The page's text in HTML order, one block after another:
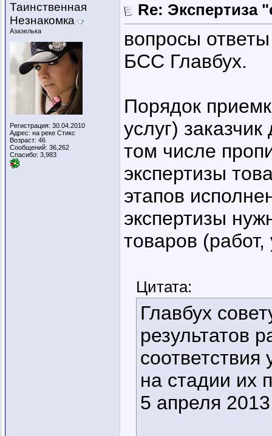
Таинственная
Незнакомка
Азазелька
Регистрация: 30.04.2010
Адрес: на реке Стикс
Возраст: 46
Сообщений: 36,262
Спасибо: 3,983
Re: Экспертиза
вопросы
БСС Главбух.
Порядок
услуг)
том числе
экспертизы
этапов
экспертизы
товаров (работ,
Цитата:
Главбух
результатов
соответствия
на стадии их
5 апреля